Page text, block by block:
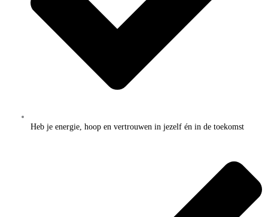
Heb je energie, hoop en vertrouwen in jezelf én in de toekomst